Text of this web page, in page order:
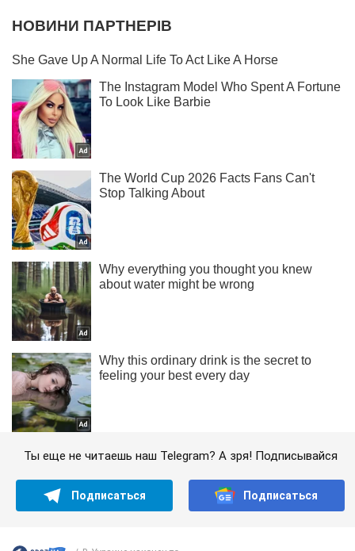
Ты еще не читаешь наш Telegram? А зря! Подписывайся
Подписаться Подписаться